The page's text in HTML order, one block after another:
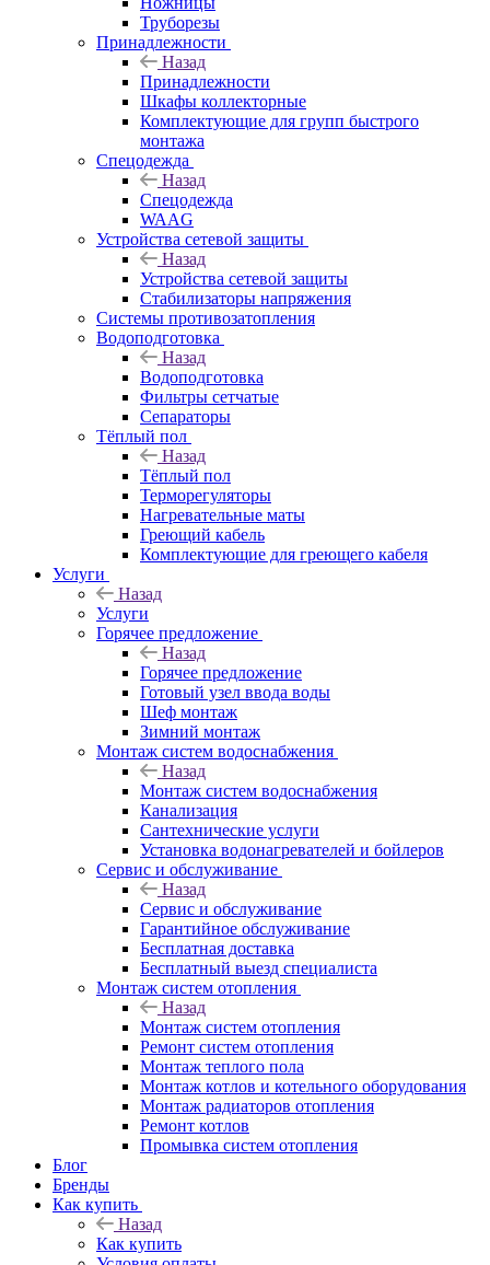
Труборезы
Принадлежности
Назад
Принадлежности
Шкафы коллекторные
Комплектующие для групп быстрого
монтажа
Спецодежда
Назад
Спецодежда
WAAG
Устройства сетевой защиты
Назад
Устройства сетевой защиты
Стабилизаторы напряжения
Системы противозатопления
Водоподготовка
Назад
Водоподготовка
Фильтры сетчатые
Сепараторы
Тёплый пол
Назад
Тёплый пол
Терморегуляторы
Нагревательные маты
Греющий кабель
Комплектующие для греющего кабеля
Услуги
Назад
Услуги
Горячее предложение
Назад
Горячее предложение
Готовый узел ввода воды
Шеф монтаж
Зимний монтаж
Монтаж систем водоснабжения
Назад
Монтаж систем водоснабжения
Канализация
Сантехнические услуги
Установка водонагревателей и бойлеров
Сервис и обслуживание
Назад
Сервис и обслуживание
Гарантийное обслуживание
Бесплатная доставка
Бесплатный выезд специалиста
Монтаж систем отопления
Назад
Монтаж систем отопления
Ремонт систем отопления
Монтаж теплого пола
Монтаж котлов и котельного оборудования
Монтаж радиаторов отопления
Ремонт котлов
Промывка систем отопления
Блог
Бренды
Как купить
Назад
Как купить